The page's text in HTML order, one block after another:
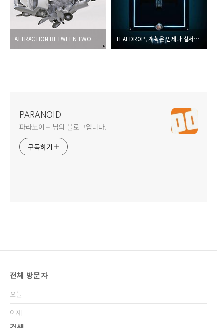
ATTRACTION BETWEEN TWO BODIES, 홍대출신의 ‘슈퍼 밴드’가 발표한 첫 정규작 TEAEDROP, 계획은 언제나 철저하게. A부터 Z까지!
PARANOID
파라노이드 님의 블로그입니다.
구독하기
전체 방문자
오늘
어제